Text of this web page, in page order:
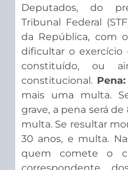
Deputados, do
Tribunal Federal
da República, com
dificultar o
constituído, ou
constitucional. Pena:
mais uma multa.
grave, a pena será
multa. Se resultar
30 anos, e multa.
quem comete o